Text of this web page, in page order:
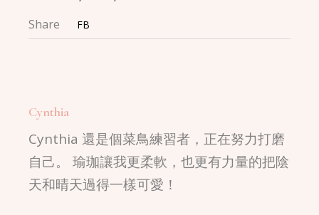
Share FB
Cynthia
Cynthia 還是個菜鳥練習者，正在努力打磨
自己。 瑜珈讓我更柔軟，也更有力量的把陰
天和晴天過得一樣可愛！